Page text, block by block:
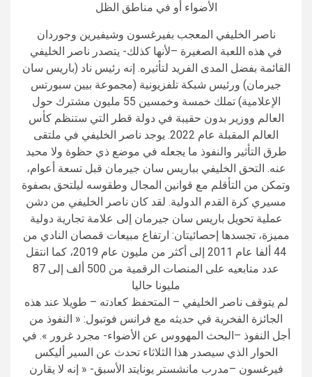
الأضواء أو في مناطق الظل
ناصر الخليفي المعجب بفيرغسون وشيفيرين وجوردان
في هذه اللعبة الصغيرة –لأنها كذلك- يتصدر ناصر الخليفي
القائمة بفضل المدى الفريد لتأثيره. إنه رئيس ناد (باريس سان
جيرمان) ورئيس شبكة تلفزيونية (مجموعة بيين سبورتس
الإعلامية) تملك خمسة وخمسين 55 مليون مشترك حول
العالم ووزير بدون حقيبة في دولة قطر التي ستنظم كأس
العالم المقبلة عام 2022. يوجد ناصر الخليفي في ملتقى
طرق التأثير والنفوذ ما يجعله في موضع ذي حظوة ولا محيد
عنه. التحق الخليفي بباريس سان جيرمان قبل تسعة أعوام،
وتمكن من التأقلم مع قوانين المجال وطقوسه ليلتحق بصفوة
مسيري كرة القدم الدولية. لقد كان ناصر الخليفي من دشن
عملية تحويل باريس سان جيرمان إلى علامة تجارية دولية
مميزة، تجسدها إحصائيتان: ارتفاع مبيعات قمصان النادي من
44 ألفا عام 2011 إلى أكثر من مليون عام 2019، كما انتقل
عدد متابعيه على المنصات الرقمية من 500 ألف إلى 87
مليونا حاليا
لم يتوقف ناصر الخليفي – المتحفظ كعادته – طويلا عند هذه
الجائزة الفخرية في حديثه مع فرانس فوتبول: « النفوذ من
أجل النفوذ –البحث المهووس عن الأضواء- مجرد غرور ». في
الحوار الذي سيصدر هذا الثلاثاء تحدث عن السير أليكس
فيرغسون –مدرب مانشستر يونايتد الأسبق- « إنه لا يقارن